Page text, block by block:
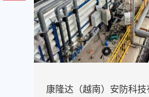
康隆达（越南）安防科